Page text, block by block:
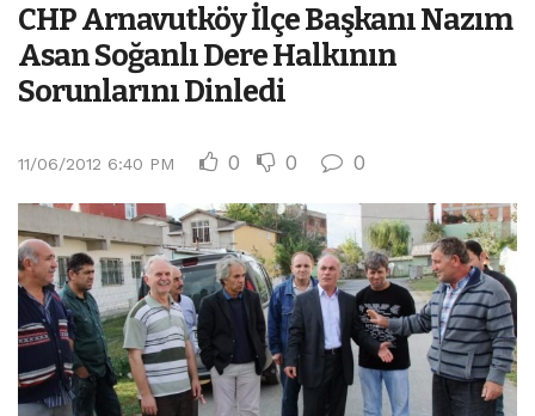
CHP Arnavutköy İlçe Başkanı Nazım
Asan Soğanlı Dere Halkının
Sorunlarını Dinledi
11/06/2012 6:40 PM 0 0 0